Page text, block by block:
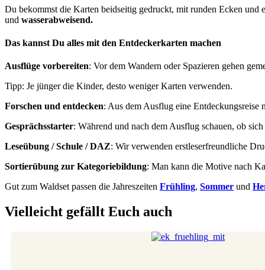
Du bekommst die Karten beidseitig gedruckt, mit runden Ecken und
und wasserabweisend.
Das kannst Du alles mit den Entdeckerkarten machen
Ausflüge vorbereiten: Vor dem Wandern oder Spazieren gehen
Tipp: Je jünger die Kinder, desto weniger Karten verwenden.
Forschen und entdecken: Aus dem Ausflug eine
Gesprächsstarter: Während und nach dem Ausflug schauen, ob
Leseübung / Schule / DAZ: Wir verwenden erstleserfreundliche
Sortierübung zur Kategoriebildung: Man kann die Motive nach
Gut zum Waldset passen die Jahreszeiten Frühling, Sommer und
Vielleicht gefällt Euch auch